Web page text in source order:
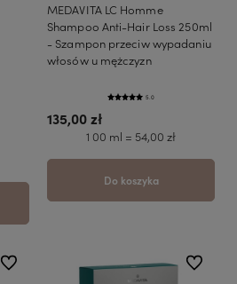
MEDAVITA LC Homme
Shampoo Anti-Hair Loss 250ml
- Szampon przeciw wypadaniu
włosów u mężczyzn
5.0
135,00 zł
1 00 ml = 54,00 zł
Do koszyka
do ulubionych do